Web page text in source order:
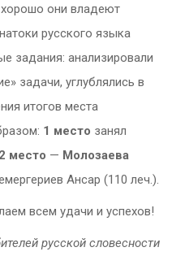
они владеют
русского языка
задания: анализировали
задачи, углублялись в
итогов места
1 место занял
2 место — Молозаева
Ансар (110 леч.).
всем удачи и успехов!
русской словесности